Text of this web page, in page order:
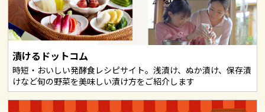
漬けるドットコム
時短・おいしい発酵食レシピサイト。浅漬け、ぬか漬け、保存漬
けなど旬の野菜を美味しい漬け方をご紹介します